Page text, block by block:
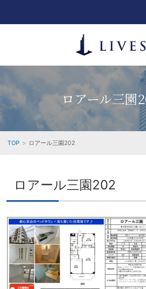
ロアール三園
TOP ロアール三園202
ロアール三園202